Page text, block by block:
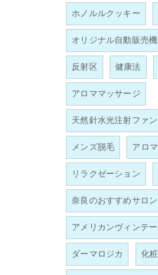
ホノルルクッキー
オリジナル自動販売機
反射区 健康法
アロママッサージ
天然針水光注射ファ
メンズ脱毛 アロ
リラクゼーション
奈良のおすすめサロン
アメリカンヴィンテ
ダーマロジカ 化